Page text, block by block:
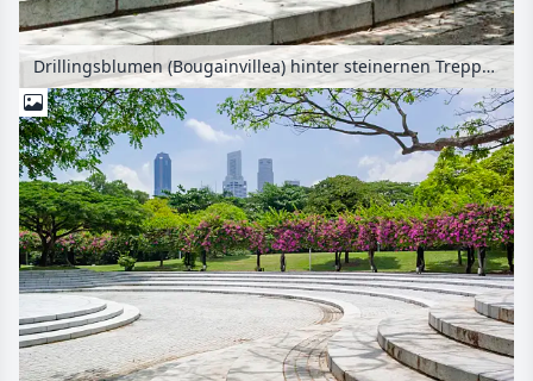
Drillingsblumen (Bougainvillea) hinter steinernen Treppen, Sundial Plaza, Marina City Park, Singapur